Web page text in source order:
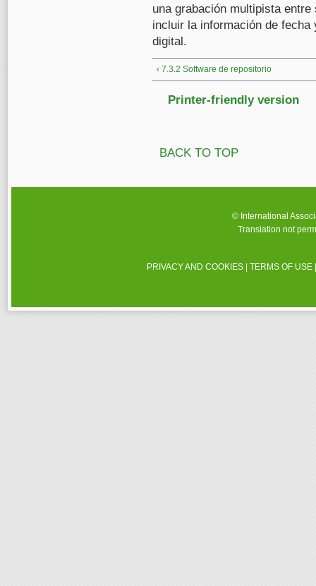
una grabación multipista
incluir la información de fecha
digital.
‹ 7.3.2 Software de repositorio
Printer-friendly version
BACK TO TOP
© International
Translation not
PRIVACY AND COOKIES |TERMS OF USE